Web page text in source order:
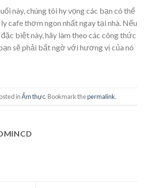
này, chúng tôi hy vọng các bạn có thể
cafe thơm ngon nhất ngay tại nhà. Nếu
biệt này, hãy làm theo các công thức
sẽ phải bất ngờ với hương vị của nó
inẨm thực. Bookmark thepermalink.